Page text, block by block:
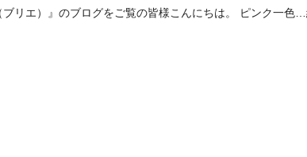
リエ）』のブログをご覧の皆様こんにちは。 ピンク一色